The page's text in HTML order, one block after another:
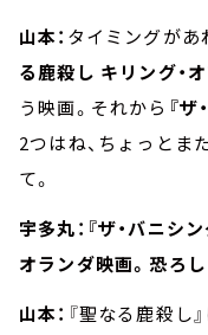
山本： タイミングがあ
る鹿殺し キリング・オ
う映画。それから 『
2つはね、ちょっとま
て。
宇多丸：『ザ・バニシ
オランダ映画。恐ろ
山本： 『聖なる鹿殺し